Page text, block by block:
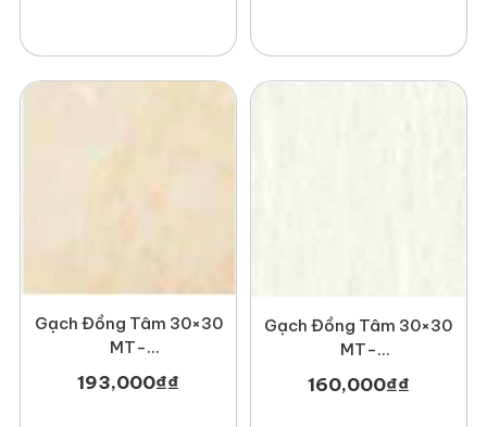
Gạch Đồng Tâm 30×30
MT-
193,000₫₫
Gạch Đồng Tâm 30×30
MT-
160,000₫₫